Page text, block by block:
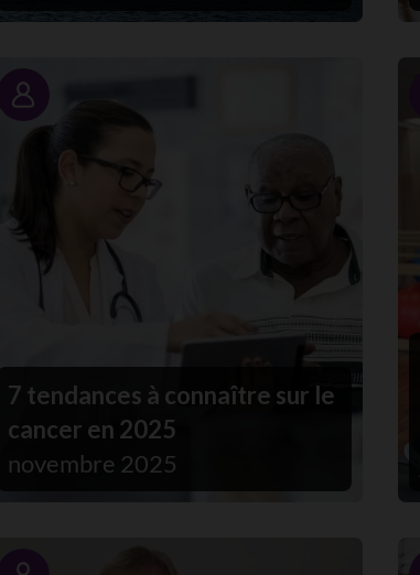
Portrait
7 tendances à connaître sur le
cancer en 2025
novembre 2025